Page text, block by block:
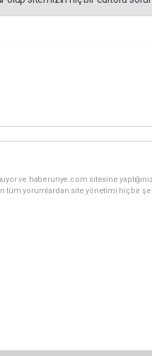
ve haberunye.com sitesine
tüm yorumlardan site yönetimi hiçbir